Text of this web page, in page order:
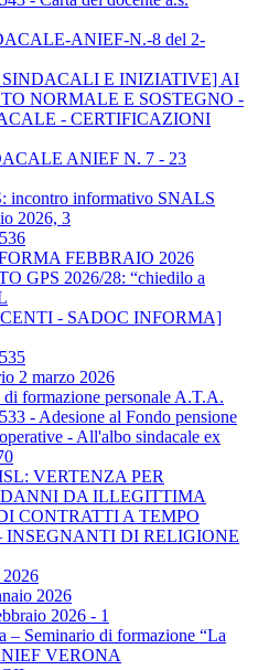
ANIEF-N.-8 del 2-
E INIZIATIVE] AI
NORMALE E SOSTEGNO -
- CERTIFICAZIONI
ANIEF N. 7 - 23
incontro informativo SNALS
2026, 3
FEBBRAIO 2026
GPS 2026/28: “chiedilo a
- SADOC INFORMA]
2 marzo 2026
di formazione personale A.T.A.
- Adesione al Fondo pensione
- All'albo sindacale ex
VERTENZA PER
DA ILLEGITTIMA
CONTRATTI A TEMPO
INSEGNANTI DI RELIGIONE
2026
2026 - 1
– Seminario di formazione “La
VERONA